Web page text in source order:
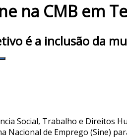
na CMB em
é a inclusão da
Social, Trabalho e Direitos
Nacional de Emprego (Sine)